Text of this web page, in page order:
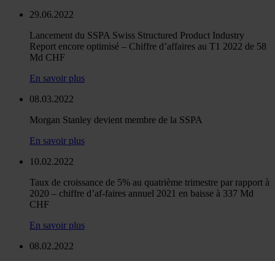
29.06.2022
Lancement du SSPA Swiss Structured Product Industry
Report encore optimisé – Chiffre d’affaires au T1 2022 de 58
Md CHF
En savoir plus
08.03.2022
Morgan Stanley devient membre de la SSPA
En savoir plus
10.02.2022
Taux de croissance de 5% au quatrième trimestre par rapport à
2020 – chiffre d’af-faires annuel 2021 en baisse à 337 Md
CHF
En savoir plus
08.02.2022